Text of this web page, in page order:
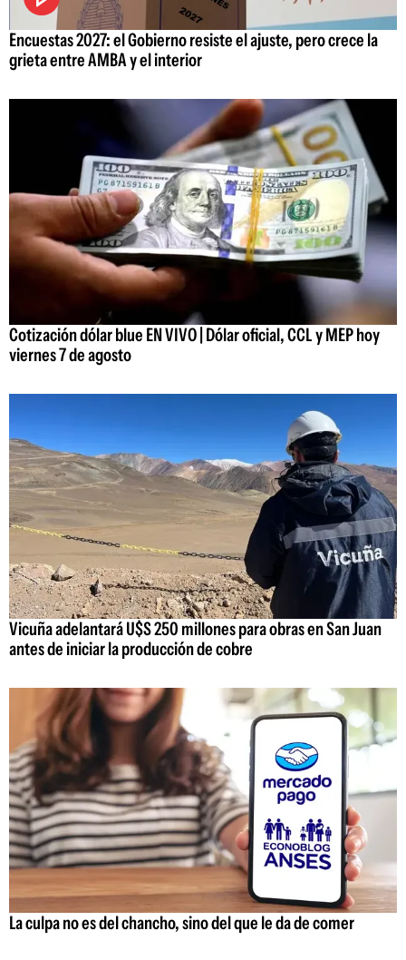
Encuestas 2027: el Gobierno resiste el ajuste, pero crece la
grieta entre AMBA y el interior
Cotización dólar blue EN VIVO | Dólar oficial, CCL y MEP hoy
viernes 7 de agosto
Vicuña adelantará U$S 250 millones para obras en San Juan
antes de iniciar la producción de cobre
La culpa no es del chancho, sino del que le da de comer